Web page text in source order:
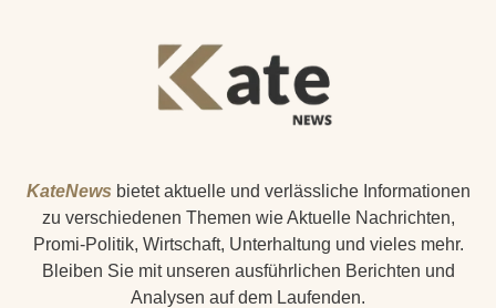
KateNews bietet aktuelle und verlässliche Informationen
zu verschiedenen Themen wie Aktuelle Nachrichten,
Promi-Politik, Wirtschaft, Unterhaltung und vieles mehr.
Bleiben Sie mit unseren ausführlichen Berichten und
Analysen auf dem Laufenden.